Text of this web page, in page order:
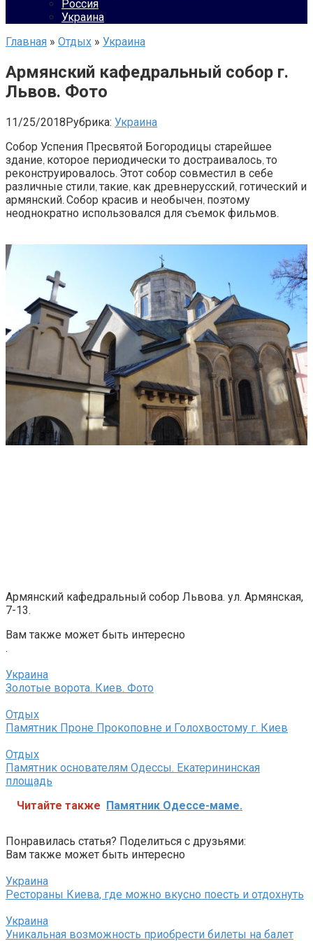
Россия
Украина
Главная » Отдых » Украина
Армянский кафедральный собор г.
Львов. Фото
11/25/2018Рубрика: Украина
Собор Успения Пресвятой Богородицы старейшее
здание, которое периодически то достраивалось, то
реконструировалось. Этот собор совместил в себе
различные стили, такие, как древнерусский, готический и
армянский. Собор красив и необычен, поэтому
неоднократно использовался для съемок фильмов.
Армянский кафедральный собор Львова. ул. Армянская,
7-13.
Вам также может быть интересно
.
Украина
Золотые ворота. Киев. Фото
Отдых
Памятник Проне Прокоповне и Голохвостому г. Киев
Отдых
Памятник основателям Одессы. Екатерининская
площадь
Читайте также Памятник Одессе-маме.
Понравилась статья? Поделиться с друзьями:
Вам также может быть интересно
Украина
Рестораны Киева, где можно вкусно поесть и отдохнуть
Украина
Уникальная возможность приобрести билеты на балет